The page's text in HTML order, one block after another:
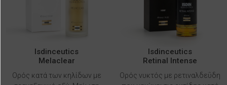
Isdinceutics
Melaclear
Ορός κατά των κηλίδων με
Isdinceutics
Retinal Intense
Ορός νυκτός με ρετιναλδεΰδη